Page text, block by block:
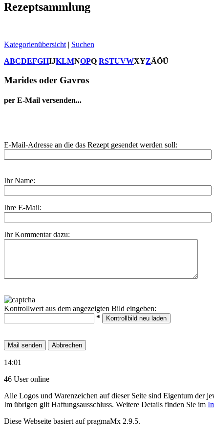
Rezeptsammlung
Kategorienübersicht | Suchen
ABCDEFGHIJKLMNOPQ RSTUVWXYZÄÖÜ
Marides oder Gavros
per E-Mail versenden...
E-Mail-Adresse an die das Rezept gesendet werden soll:
Ihr Name:
Ihre E-Mail:
Ihr Kommentar dazu:
Kontrollwert aus dem angezeigten Bild eingeben:
*
14:01
46 User online
Alle Logos und Warenzeichen auf dieser Seite sind Eigentum der
Im übrigen gilt Haftungsausschluss. Weitere Details finden Sie im
Diese Webseite basiert auf pragmaMx 2.9.5.